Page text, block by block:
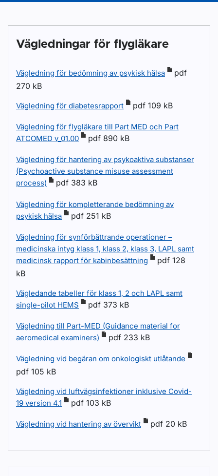
Vägledningar för flygläkare
Vägledning för bedömning av psykisk hälsa
pdf
270 kB
Vägledning för diabetesrapport pdf 109 kB
Vägledning för flygläkare till Part MED och Part
ATCOMED v_01.00
pdf 890 kB
Vägledning för hantering av psykoaktiva substanser
(Psychoactive substance misuse assessment
process)
pdf 383 kB
Vägledning för kompletterande bedömning av
psykisk hälsa
pdf 251 kB
Vägledning för synförbättrande operationer –
medicinska intyg klass 1, klass 2, klass 3, LAPL samt
medicinsk rapport för kabinbesättning
pdf 128
kB
Vägledande tabeller för klass 1, 2 och LAPL samt
single-pilot HEMS
pdf 373 kB
Vägledning till Part-MED (Guidance material for
aeromedical examiners)
pdf 233 kB
Vägledning vid begäran om onkologiskt utlåtande
pdf 105 kB
Vägledning vid luftvägsinfektioner inklusive Covid-
19 version 4.1
pdf 103 kB
Vägledning vid hantering av övervikt pdf 20 kB